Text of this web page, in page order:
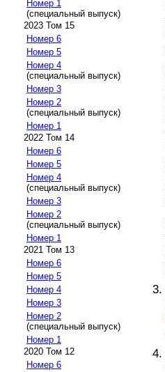
Номер 1
(специальный выпуск)
2023 Том 15
Номер 6
Номер 5
Номер 4
(специальный выпуск)
Номер 3
Номер 2
(специальный выпуск)
Номер 1
2022 Том 14
Номер 6
Номер 5
Номер 4
(специальный выпуск)
Номер 3
Номер 2
(специальный выпуск)
Номер 1
2021 Том 13
Номер 6
Номер 5
Номер 4
Номер 3
Номер 2
(специальный выпуск)
Номер 1
2020 Том 12
Номер 6